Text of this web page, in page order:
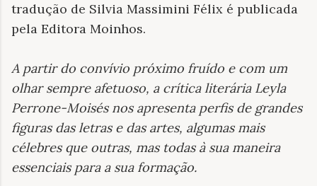
tradução de Silvia Massimini Félix é publicada
pela Editora Moinhos.
A partir do convívio próximo fruído e com um
olhar sempre afetuoso, a crítica literária Leyla
Perrone-Moisés nos apresenta perfis de grandes
figuras das letras e das artes, algumas mais
célebres que outras, mas todas à sua maneira
essenciais para a sua formação.